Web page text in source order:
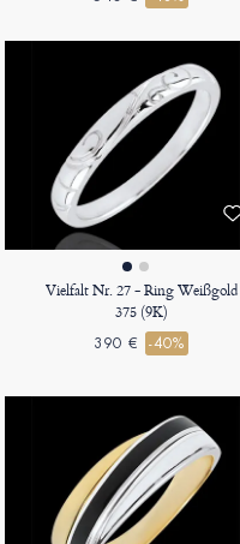
Vielfalt Nr. 27 - Ring Weißgold
375 (9K)
390 € -40%